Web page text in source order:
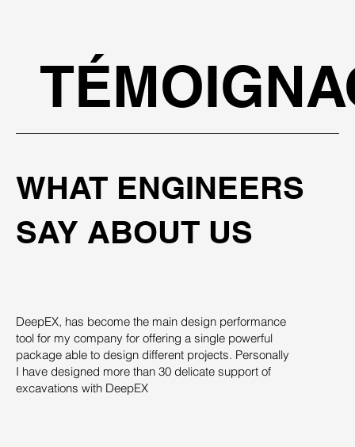
WHAT ENGINEERS
SAY ABOUT US
DeepEX, has become the main design performance
tool for my company for offering a single powerful
package able to design different projects. Personally
I have designed more than 30 delicate support of
excavations with DeepEX